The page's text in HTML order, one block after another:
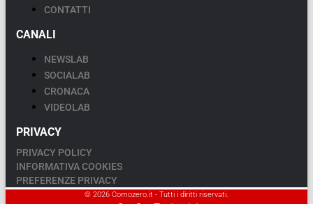
CONTATTI
CANALI
NEWSLAB
SOCIALAB
CRONACA
VIDEOLAB
PRIVACY
PRIVACY POLICY
INFORMATIVA COOKIES
PREFERENZE PRIVACY
© 2026 Comozero.it - Tutti i diritti riservati.